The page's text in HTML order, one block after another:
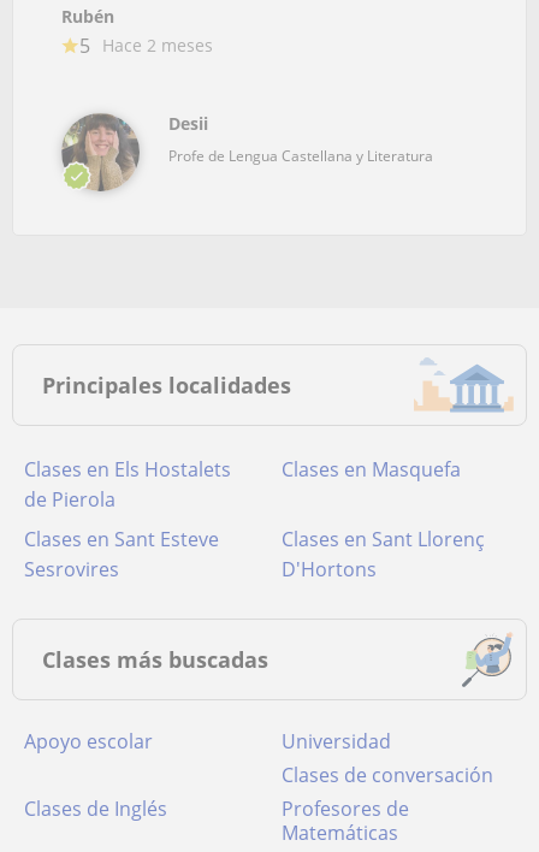
Rubén
5 Hace 2 meses
Desii
Profe de Lengua Castellana y Literatura
Principales localidades
Clases en Els Hostalets
de Pierola
Clases en Masquefa
Clases en Sant Esteve
Sesrovires
Clases en Sant Llorenç
D'Hortons
Clases más buscadas
Apoyo escolar
Universidad
Clases de conversación
Clases de Inglés
Profesores de
Matemáticas